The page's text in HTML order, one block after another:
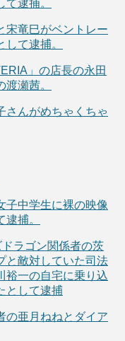
逮捕。
宋竜巳がベントレー
て逮捕。
」の店長の永田
瀬茜。
さんがめちゃくちゃ
子中学生に裸の映像
捕。
ラゴン関係者の茨
と敵対していた司法
裕一の自宅に乗り込
として逮捕
の亜月ねねとダイア